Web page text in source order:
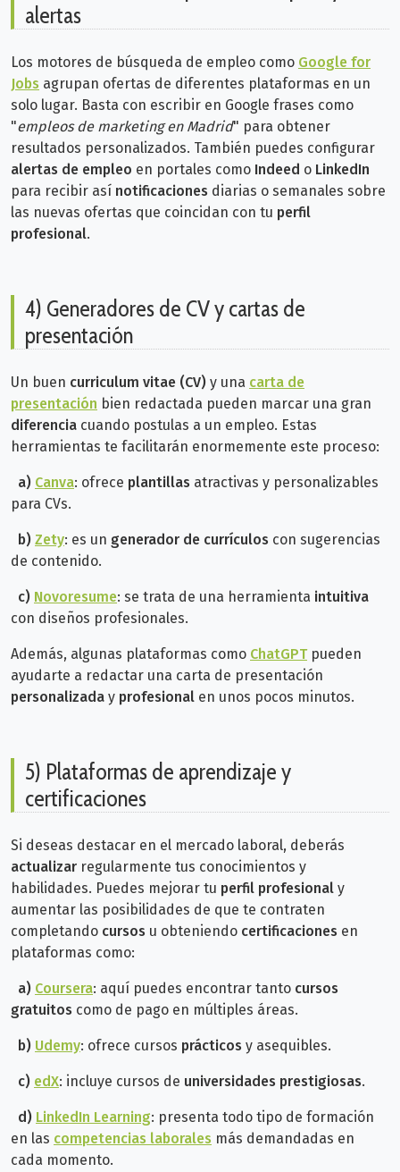
alertas
Los motores de búsqueda de empleo como Google for
Jobs agrupan ofertas de diferentes plataformas en un
solo lugar. Basta con escribir en Google frases como
"empleos de marketing en Madrid" para obtener
resultados personalizados. También puedes configurar
alertas de empleo en portales como Indeed o LinkedIn
para recibir así notificaciones diarias o semanales sobre
las nuevas ofertas que coincidan con tu perfil
profesional.
4) Generadores de CV y cartas de
presentación
Un buen curriculum vitae (CV) y una carta de
presentación bien redactada pueden marcar una gran
diferencia cuando postulas a un empleo. Estas
herramientas te facilitarán enormemente este proceso:
a) Canva: ofrece plantillas atractivas y personalizables
para CVs.
b) Zety: es un generador de currículos con sugerencias
de contenido.
c) Novoresume: se trata de una herramienta intuitiva
con diseños profesionales.
Además, algunas plataformas como ChatGPTpueden
ayudarte a redactar una carta de presentación
personalizada y profesional en unos pocos minutos.
5) Plataformas de aprendizaje y
certificaciones
Si deseas destacar en el mercado laboral, deberás
actualizar regularmente tus conocimientos y
habilidades. Puedes mejorar tu perfil profesional y
aumentar las posibilidades de que te contraten
completando cursos u obteniendo certificaciones en
plataformas como:
a) Coursera: aquí puedes encontrar tanto cursos
gratuitos como de pago en múltiples áreas.
b) Udemy: ofrece cursos prácticos y asequibles.
c) edX: incluye cursos de universidades prestigiosas.
d) LinkedIn Learning: presenta todo tipo de formación
en las competencias laborales más demandadas en
cada momento.